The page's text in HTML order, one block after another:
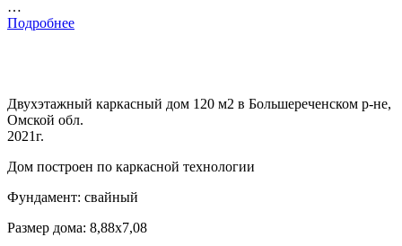
…
Подробнее
Двухэтажный каркасный дом 120 м2 в Большереченском р-не,
Омской обл.
2021г.
Дом построен по каркасной технологии
Фундамент: свайный
Размер дома: 8,88х7,08